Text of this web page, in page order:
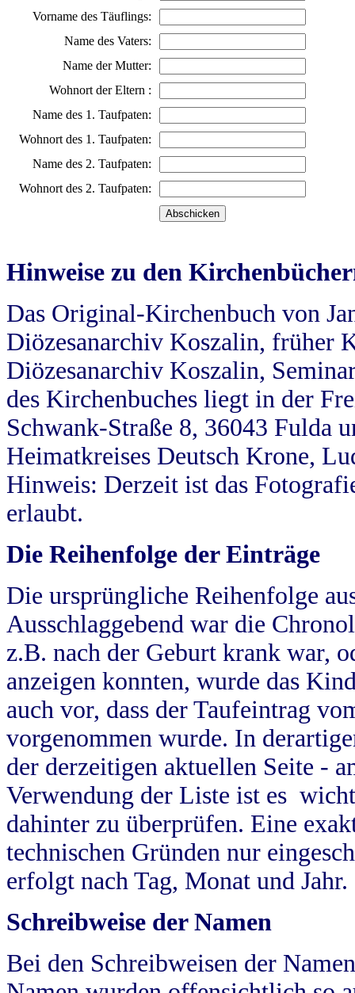
Vorname des Täuflings:
Name des Vaters:
Name der Mutter:
Wohnort der Eltern :
Name des 1. Taufpaten:
Wohnort des 1. Taufpaten:
Name des 2. Taufpaten:
Wohnort des 2. Taufpaten:
Hinweise zu den
Das Original-Kirchenbuch von
Diözesanarchiv Koszalin, früher
Diözesanarchiv Koszalin,
des Kirchenbuches liegt in der
Schwank-Straße 8, 36043 Fulda
Heimatkreises Deutsch Krone,
Hinweis: Derzeit ist das
erlaubt.
Die Reihenfolge der Einträge
Die ursprüngliche Reihenfolge
Ausschlaggebend war die
z.B. nach der Geburt krank war,
anzeigen konnten, wurde das
auch vor, dass der Taufeintrag
vorgenommen wurde. In
der derzeitigen aktuellen Seite -
Verwendung der Liste ist es
dahinter zu überprüfen. Eine
technischen Gründen nur
erfolgt nach Tag, Monat und Jahr.
Schreibweise der Namen
Bei den Schreibweisen der